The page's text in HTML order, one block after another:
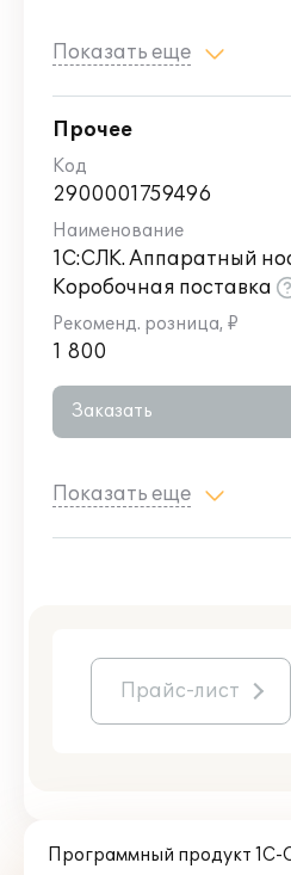
Показать еще
Прочее
2900001759496
1С:СЛК. Аппаратный
Коробочная поставка
1 800
Заказать
Показать еще
Прайс-лист
Программный продукт 1С-